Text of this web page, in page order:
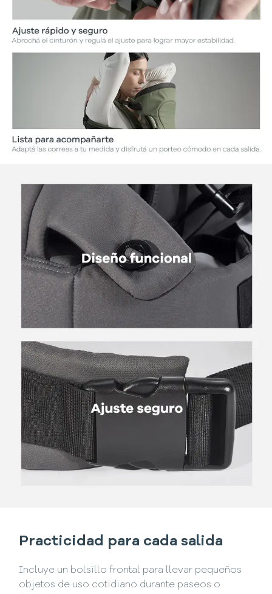
Practicidad para cada salida
Incluye un bolsillo frontal para llevar pequeños
objetos de uso cotidiano durante paseos o